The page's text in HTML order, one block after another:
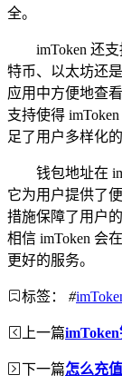
全。
imToken 还
特币、以太坊还
应用中方便地查
支持使得
足了用户多样化的
钱包地址在
它为用户提供了
措施保障了用户
相信 imToken 会
更好的服务。
标签： #
上一篇
下一篇怎么充